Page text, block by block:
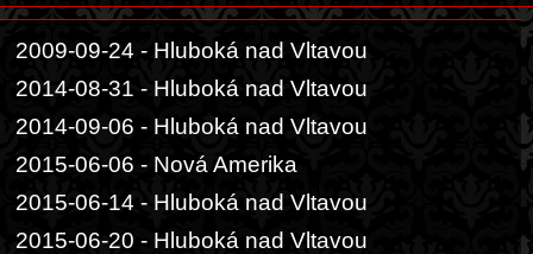
2009-09-24 - Hluboká nad Vltavou
2014-08-31 - Hluboká nad Vltavou
2014-09-06 - Hluboká nad Vltavou
2015-06-06 - Nová Amerika
2015-06-14 - Hluboká nad Vltavou
2015-06-20 - Hluboká nad Vltavou